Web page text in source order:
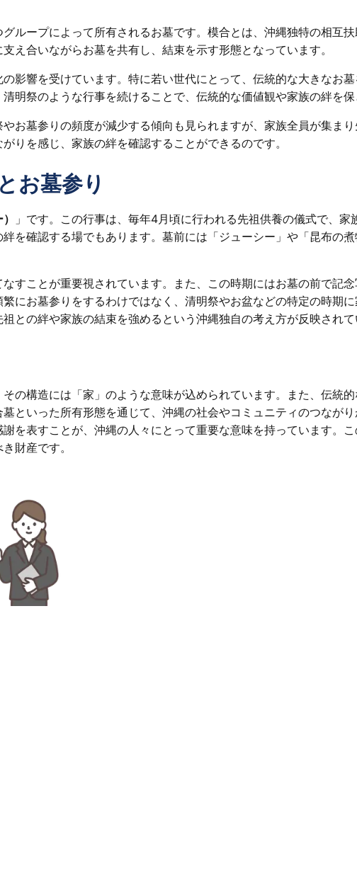
ループによって所有されるお墓です。模合とは、沖縄独特の相互
え合いながらお墓を共有し、結束を示す形態となっています。
影響を受けています。特に若い世代にとって、伝統的な大きなお
明祭のような行事を続けることで、伝統的な価値観や家族の絆を保
お墓参りの頻度が減少する傾向も見られますが、家族全員が集ま
りを感じ、家族の絆を確認することができるのです。
お墓参り
」です。この行事は、毎年4月頃に行われる先祖供養の儀式で、
を確認する場でもあります。墓前には「ジューシー」や「昆布の
すことが重要視されています。また、この時期にはお墓の前で記
にお墓参りをするわけではなく、清明祭やお盆などの特定の時期
との絆や家族の結束を強めるという沖縄独自の考え方が反映されて
の構造には「家」のような意味が込められています。また、伝統
といった所有形態を通じて、沖縄の社会やコミュニティのつなが
を表すことが、沖縄の人々にとって重要な意味を持っています。
財産です。